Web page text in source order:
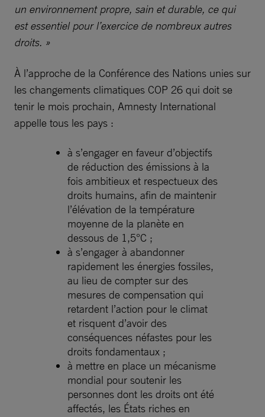
un environnement propre, sain et durable, ce qui
est essentiel pour l’exercice de nombreux autres
droits. »
À l’approche de la Conférence des Nations unies sur
les changements climatiques COP 26 qui doit se
tenir le mois prochain, Amnesty International
appelle tous les pays :
à s’engager en faveur d’objectifs
de réduction des émissions à la
fois ambitieux et respectueux des
droits humains, afin de maintenir
l’élévation de la température
moyenne de la planète en
dessous de 1,5°C ;
à s’engager à abandonner
rapidement les énergies fossiles,
au lieu de compter sur des
mesures de compensation qui
retardent l’action pour le climat
et risquent d’avoir des
conséquences néfastes pour les
droits fondamentaux ;
à mettre en place un mécanisme
mondial pour soutenir les
personnes dont les droits ont été
affectés, les États riches en